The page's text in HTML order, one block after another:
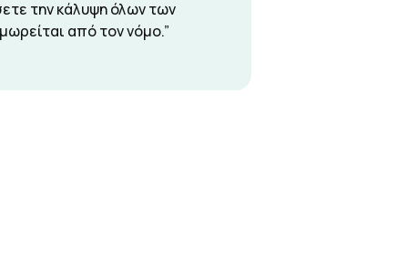
την κάλυψη όλων των
από τον νόμο.”